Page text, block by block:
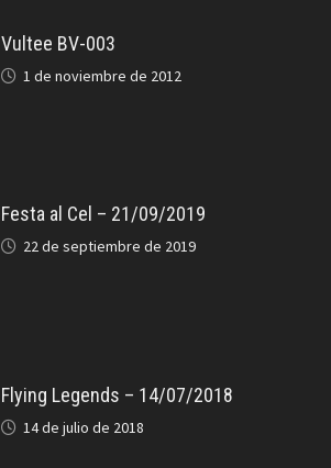
Vultee BV-003
1 de noviembre de 2012
Festa al Cel – 21/09/2019
22 de septiembre de 2019
Flying Legends – 14/07/2018
14 de julio de 2018